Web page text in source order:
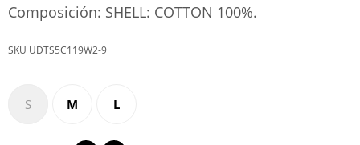
Composición: SHELL: COTTON 100%.
UDTS5C119W2-9
S M L